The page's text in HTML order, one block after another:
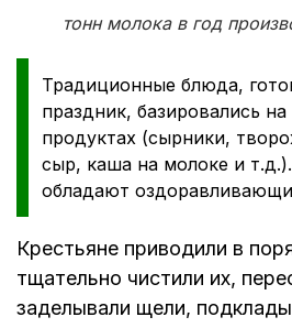
тонн молока в год
Традиционные блюда,
праздник, базировались
продуктах (сырники,
сыр, каша на молоке и
обладают
Крестьяне приводили в
тщательно чистили их,
заделывали щели,